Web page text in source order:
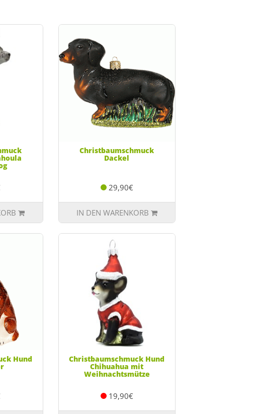
Christbaumschmuck
Dackel
29,90€
IN DEN WARENKORB
Hund Christbaumschmuck Hund
Chihuahua mit
Weihnachtsmütze
19,90€